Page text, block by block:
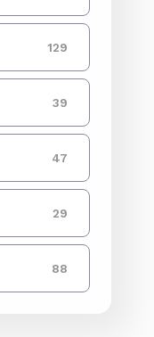
129
39
47
29
88